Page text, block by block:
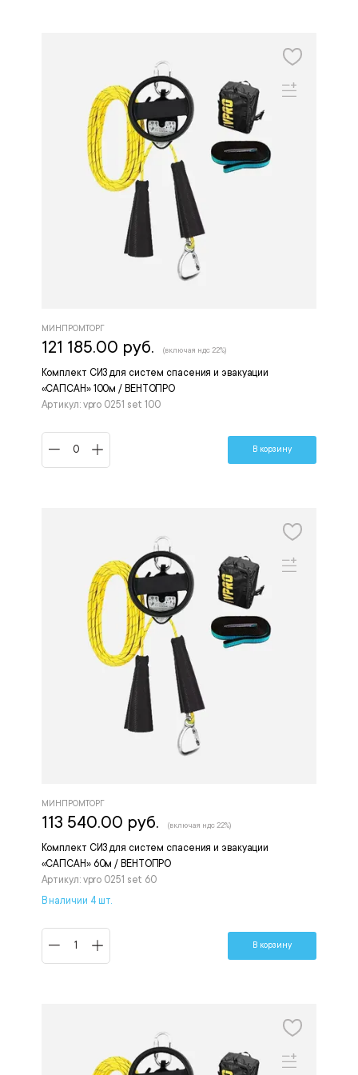
Комплект СИЗ для систем спасения и эвакуации
«САПСАН» 100м / ВЕНТОПРО
Артикул: vpro 0251 set 100
МИНПРОМТОРГ
121 185.00 руб. (включая ндс 22%)
В корзину
Комплект СИЗ для систем спасения и эвакуации
«САПСАН» 60м / ВЕНТОПРО
Артикул: vpro 0251 set 60
МИНПРОМТОРГ
113 540.00 руб. (включая ндс 22%)
В наличии 4 шт.
В корзину